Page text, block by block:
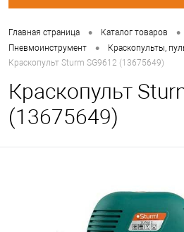
Главная страница • Каталог товаров •
Пневмоинструмент • Краскопульты,
Краскопульт Sturm SG9612 (13675649)
Краскопульт
(13675649)